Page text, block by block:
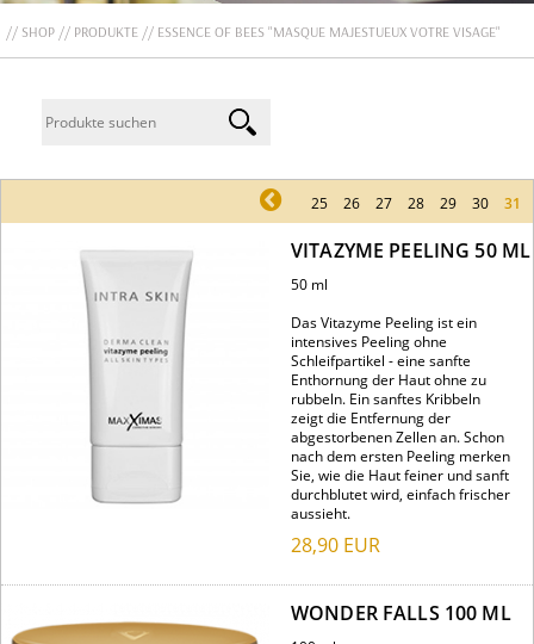
SHOP PRODUKTE ESSENCE OF BEES "MASQUE MAJESTUEUX VOTRE VISAGE"
pr 25 26 27 28 29 30 31
VITAZYME PEELING 50 ML
50 ml
Das Vitazyme Peeling ist ein
intensives Peeling ohne
Schleifpartikel - eine sanfte
Enthornung der Haut ohne zu
rubbeln. Ein sanftes Kribbeln
zeigt die Entfernung der
abgestorbenen Zellen an. Schon
nach dem ersten Peeling merken
Sie, wie die Haut feiner und sanft
durchblutet wird, einfach frischer
aussieht.
28,90 EUR
WONDER FALLS 100 ML